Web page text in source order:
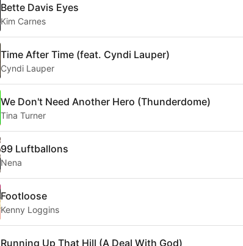
Bette Davis Eyes
Kim Carnes
Time After Time (feat. Cyndi Lauper)
Cyndi Lauper
We Don't Need Another Hero (Thunderdome)
Tina Turner
99 Luftballons
Nena
Footloose
Kenny Loggins
Running Up That Hill (A Deal With God)